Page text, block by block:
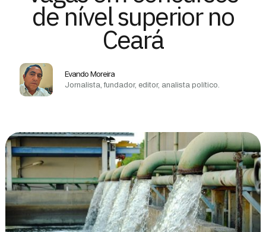
de nível superior no
Ceará
Evando Moreira
Jornalista, fundador, editor, analista político.